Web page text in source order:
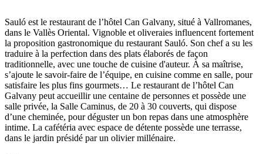
Sauló est le restaurant de l’hôtel Can Galvany, situé à Vallromanes,
dans le Vallès Oriental. Vignoble et oliveraies influencent fortement
la proposition gastronomique du restaurant Sauló. Son chef a su les
traduire à la perfection dans des plats élaborés de façon
traditionnelle, avec une touche de cuisine d'auteur. À sa maîtrise,
s’ajoute le savoir-faire de l’équipe, en cuisine comme en salle, pour
satisfaire les plus fins gourmets… Le restaurant de l’hôtel Can
Galvany peut accueillir une centaine de personnes et possède une
salle privée, la Salle Caminus, de 20 à 30 couverts, qui dispose
d’une cheminée, pour déguster un bon repas dans une atmosphère
intime. La cafétéria avec espace de détente possède une terrasse,
dans le jardin présidé par un olivier millénaire.